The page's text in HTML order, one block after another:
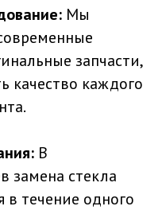
Мы
запчасти,
качество каждого
В
замена стекла
в течение одного